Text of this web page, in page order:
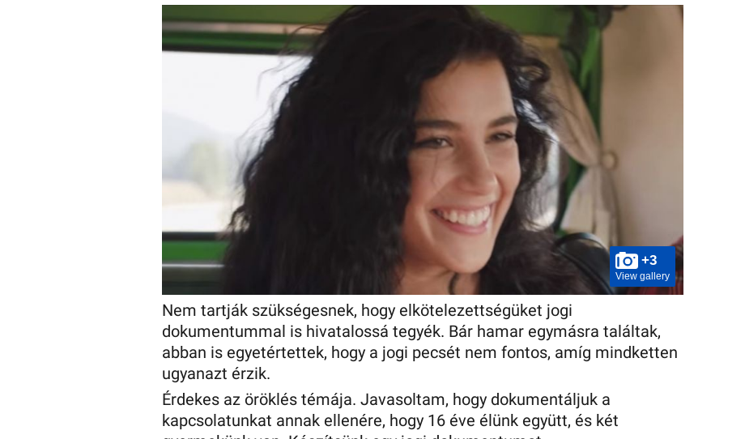
+3
View gallery
Nem tartják szükségesnek, hogy elkötelezettségüket jogi
dokumentummal is hivatalossá tegyék. Bár hamar egymásra találtak,
abban is egyetértettek, hogy a jogi pecsét nem fontos, amíg mindketten
ugyanazt érzik.
Érdekes az öröklés témája. Javasoltam, hogy dokumentáljuk a
kapcsolatunkat annak ellenére, hogy 16 éve élünk együtt, és két